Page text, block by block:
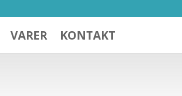
VARER KONTAKT